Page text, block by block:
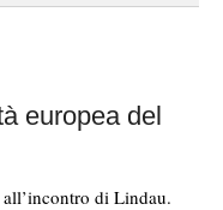
europea del
di Lindau.